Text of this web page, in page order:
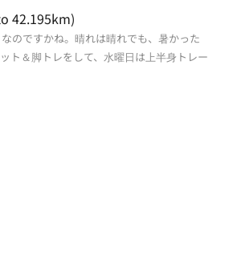
42.195km)
のですかね。晴れは晴れでも、暑かった
ト＆脚トレをして、水曜日は上半身トレー